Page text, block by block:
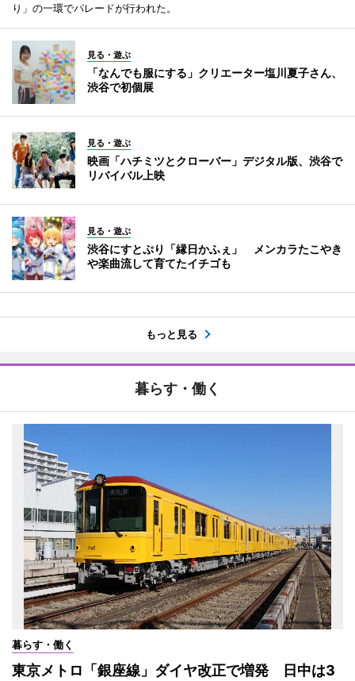
り」の一環でパレードが行われた。
見る・遊ぶ
「なんでも服にする」クリエーター塩川夏子さん、
渋谷で初個展
見る・遊ぶ
映画「ハチミツとクローバー」デジタル版、渋谷で
リバイバル上映
見る・遊ぶ
渋谷にすとぷり「縁日かふぇ」 メンカラたこやき
や楽曲流して育てたイチゴも
もっと見る
暮らす・働く
暮らす・働く
東京メトロ「銀座線」ダイヤ改正で増発 日中は3